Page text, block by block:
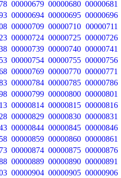
00000679 00000680 00000681
00000694 00000695 00000696
00000709 00000710 00000711
00000724 00000725 00000726
00000739 00000740 00000741
00000754 00000755 00000756
00000769 00000770 00000771
00000784 00000785 00000786
00000799 00000800 00000801
00000814 00000815 00000816
00000829 00000830 00000831
00000844 00000845 00000846
00000859 00000860 00000861
00000874 00000875 00000876
00000889 00000890 00000891
00000904 00000905 00000906